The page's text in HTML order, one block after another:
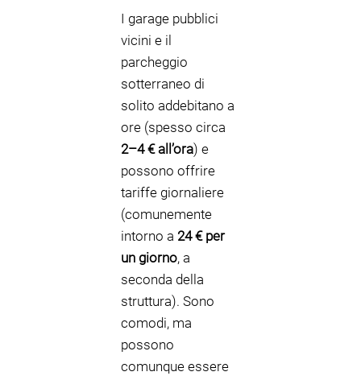
I garage pubblici
vicini e il
parcheggio
sotterraneo di
solito addebitano a
ore (spesso circa
2–4 € all’ora) e
possono offrire
tariffe giornaliere
(comunemente
intorno a 24 € per
un giorno, a
seconda della
struttura). Sono
comodi, ma
possono
comunque essere